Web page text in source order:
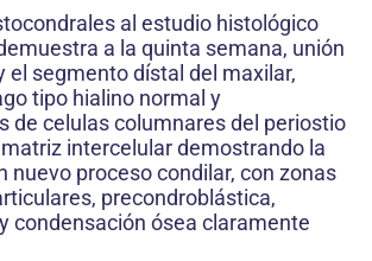
al estudio histológico
a la quinta semana, unión
el segmento dístal del maxilar,
tipo hialino normal y
de celulas columnares del periostio
intercelular demostrando la
nuevo proceso condilar, con zonas
precondroblástica,
condensación ósea claramente